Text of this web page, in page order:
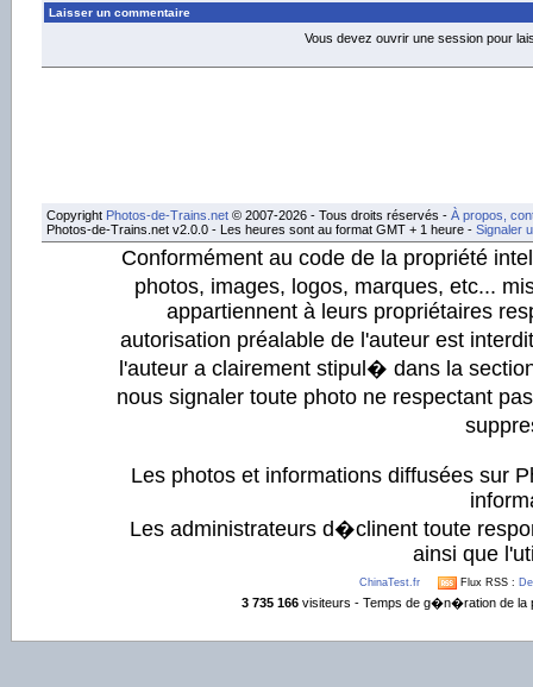
Laisser un commentaire
Vous devez ouvrir une session pour
Copyright Photos-de-Trains.net © 2007-2026 - Tous droits réservés - À propos,
Photos-de-Trains.net v2.0.0 - Les heures sont au format GMT + 1 heure - Signaler
Conformément au code de la propriété
photos, images, logos, marques, etc...
appartiennent à leurs propriétaires
autorisation préalable de l'auteur est
l'auteur a clairement stipul� dans la
nous signaler toute photo ne respectant
Les photos et informations diffusées sur
Les administrateurs d�clinent toute
ainsi que
ChinaTest.fr Flux RSS :
3 735 166visiteurs - Temps de g�n�ration de la